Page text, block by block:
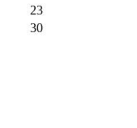
23
30